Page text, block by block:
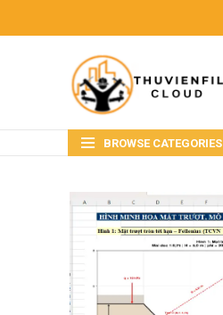
BROWSE CATEGORIES